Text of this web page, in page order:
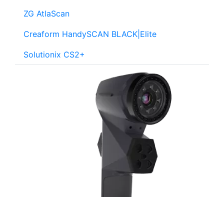
ZG AtlaScan
Creaform HandySCAN BLACK|Elite
Solutionix CS2+